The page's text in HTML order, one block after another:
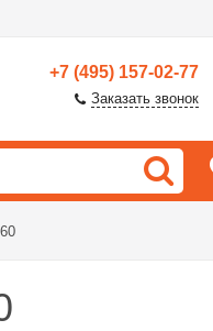
+7 (495) 157-02-77
Заказать звонок